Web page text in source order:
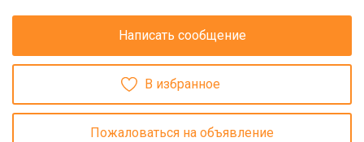
Написать сообщение
В избранное
Пожаловаться на объявление